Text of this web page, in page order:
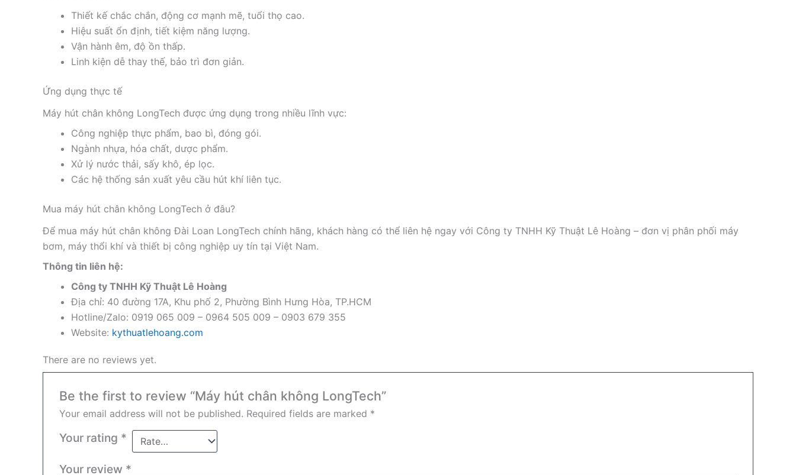
Thiết kế chắc chắn, động cơ mạnh mẽ, tuổi thọ cao.
Hiệu suất ổn định, tiết kiệm năng lượng.
Vận hành êm, độ ồn thấp.
Linh kiện dễ thay thế, bảo trì đơn giản.
Ứng dụng thực tế
Máy hút chân không LongTech được ứng dụng trong nhiều lĩnh vực:
Công nghiệp thực phẩm, bao bì, đóng gói.
Ngành nhựa, hóa chất, dược phẩm.
Xử lý nước thải, sấy khô, ép lọc.
Các hệ thống sản xuất yêu cầu hút khí liên tục.
Mua máy hút chân không LongTech ở đâu?
Để mua máy hút chân không Đài Loan LongTech chính hãng, khách hàng có thể liên hệ ngay với Công ty TNHH Kỹ Thuật Lê Hoàng – đơn vị phân phối máy
bơm, máy thổi khí và thiết bị công nghiệp uy tín tại Việt Nam.
Thông tin liên hệ:
Công ty TNHH Kỹ Thuật Lê Hoàng
Địa chỉ: 40 đường 17A, Khu phố 2, Phường Bình Hưng Hòa, TP.HCM
Hotline/Zalo: 0919 065 009 – 0964 505 009 – 0903 679 355
Website: kythuatlehoang.com
There are no reviews yet.
Be the first to review “Máy hút chân không LongTech”
Your email address will not be published. Required fields are marked *
Your rating *
Your review *